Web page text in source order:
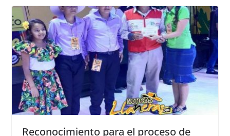
Reconocimiento para el proceso de